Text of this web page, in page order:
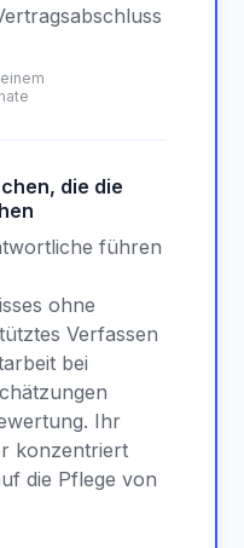
die die
führen
ohne
Verfassen
bei
Ihr
konzentriert
die Pflege von